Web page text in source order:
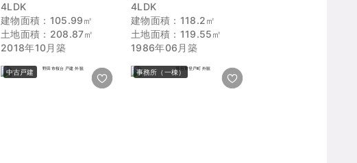
4LDK
建物面積：105.99㎡
土地面積：208.87㎡
2018年10月築
4LDK
建物面積：118.2㎡
土地面積：119.55㎡
1986年06月築
中古戸建 事務所（一棟）